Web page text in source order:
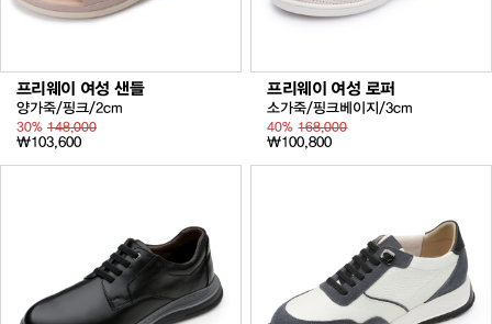
프리웨이 여성 샌들
양가죽/핑크/2cm
30% 148,000
₩103,600
프리웨이 여성 로퍼
소가죽/핑크베이지/3cm
40%168,000
₩100,800